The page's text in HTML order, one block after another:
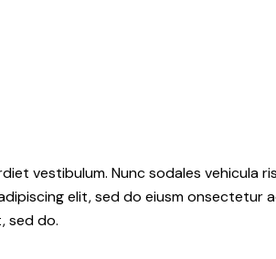
vestibulum. Nunc sodales
elit, sed do eiusm
sed do.